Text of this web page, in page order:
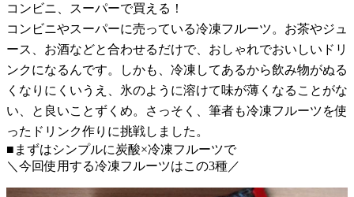
コンビニ、スーパーで買える！
コンビニやスーパーに売っている冷凍フルーツ。お茶やジュ
ース、お酒などと合わせるだけで、おしゃれでおいしいドリ
ンクになるんです。しかも、冷凍してあるから飲み物がぬる
くなりにくいうえ、氷のように溶けて味が薄くなることがな
い、と良いことずくめ。さっそく、筆者も冷凍フルーツを使
ったドリンク作りに挑戦しました。
■まずはシンプルに炭酸×冷凍フルーツで
＼今回使用する冷凍フルーツはこの3種／